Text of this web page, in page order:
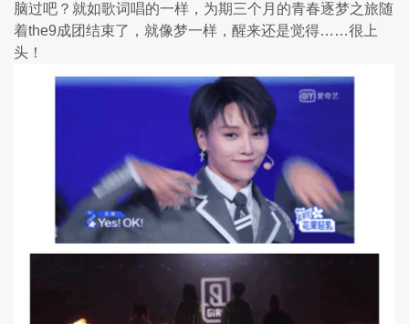
脑过吧？就如歌词唱的一样，为期三个月的青春逐梦之旅随
着the9成团结束了，就像梦一样，醒来还是觉得……很上
头！